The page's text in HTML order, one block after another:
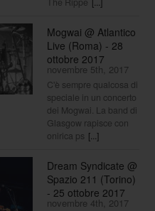
Mogwai @ Atlantico
Live (Roma) - 28
ottobre 2017
novembre 5th, 2017
C'è sempre qualcosa di
speciale in un concerto
dei Mogwai. La band di
Glasgow rapisce con
onirica ps [...]
Dream Syndicate @
Spazio 211 (Torino)
- 25 ottobre 2017
novembre 4th, 2017